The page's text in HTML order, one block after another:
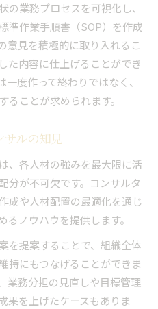
の業務プロセスを可視化し、
準作業手順書（SOP）を作成
意見を積極的に取り入れるこ
た内容に仕上げることができ
度作って終わりではなく、
ることが求められます。
サルの知見
、各人材の強みを最大限に活
分が不可欠です。コンサルタ
成や人材配置の最適化を通じ
ノウハウを提供します。
を提案することで、組織全体
持にもつなげることができま
業務分担の見直しや目標管理
果を上げたケースもありま